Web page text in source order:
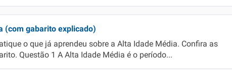
(com gabarito explicado)
o que já aprendeu sobre a Alta Idade Média. Confira as
Questão 1 A Alta Idade Média é o período...